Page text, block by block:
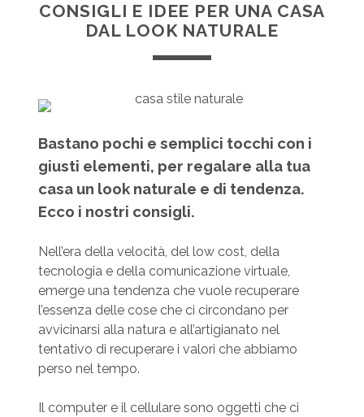
CONSIGLI E IDEE PER UNA CASA
DAL LOOK NATURALE
Bastano pochi e semplici tocchi con i
giusti elementi, per regalare alla tua
casa un look naturale e di tendenza.
Ecco i nostri consigli.
Nell’era della velocità, del low cost, della
tecnologia e della comunicazione virtuale,
emerge una tendenza che vuole recuperare
l’essenza delle cose che ci circondano per
avvicinarsi alla natura e all’artigianato nel
tentativo di recuperare i valori che abbiamo
perso nel tempo.
Il computer e il cellulare sono oggetti che ci